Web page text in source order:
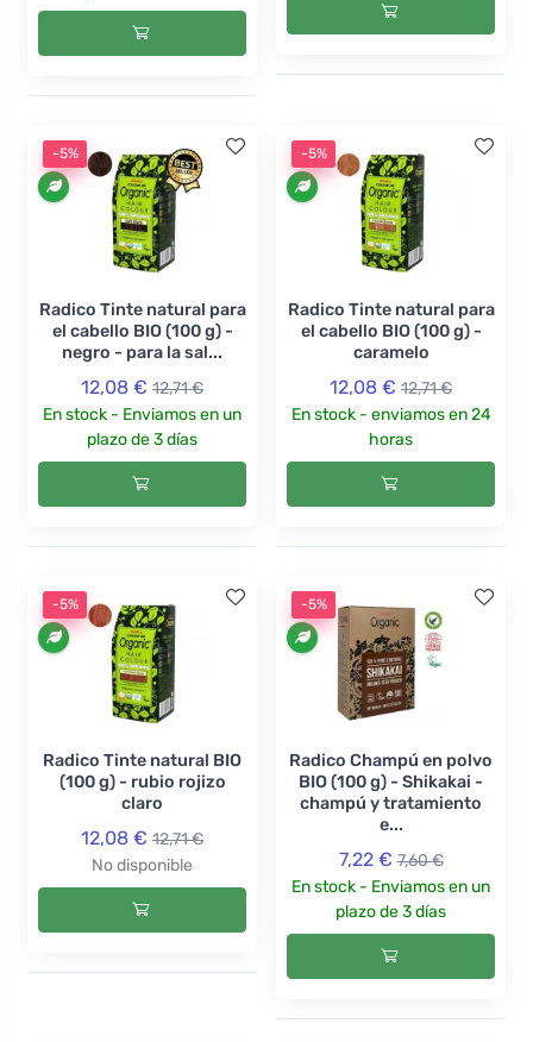
-5%
Radico Tinte natural para
el cabello BIO (100 g) -
negro - para la sal...
12,08 € 12,71 €
En stock - Enviamos en un
plazo de 3 días
-5%
Radico Tinte natural para
el cabello BIO (100 g) -
caramelo
12,08 € 12,71 €
En stock - enviamos en 24
horas
-5%
Radico Tinte natural BIO
(100 g) - rubio rojizo
claro
12,08 € 12,71 €
No disponible
-5%
Radico Champú en polvo
BIO (100 g) - Shikakai -
champú y tratamiento
e...
7,22 € 7,60 €
En stock - Enviamos en un
plazo de 3 días